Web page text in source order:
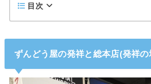
目次
ずんどう屋の発祥と総本店(発祥の